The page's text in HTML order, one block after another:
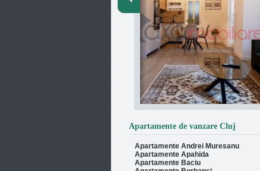
Vanzare Apartament 2 camere in
Ultracentral Cluj-napoca
Apartamente de vanzare Cluj
Apartamente Andrei Muresanu
Apartamente Apahida
Apartamente Baciu